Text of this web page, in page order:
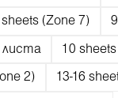
sheets (Zone 7)
листа 10 sheets
2) 13-16